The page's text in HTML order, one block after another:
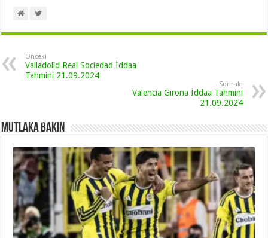
Önceki
Valladolid Real Sociedad İddaa
Tahmini 21.09.2024
Sonraki
Valencia Girona İddaa Tahmini
21.09.2024
Mutlaka Bakın